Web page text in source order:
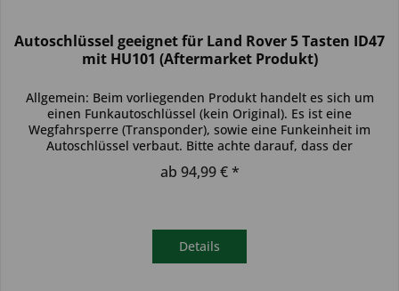
Autoschlüssel geeignet für Land Rover 5 Tasten ID47
mit HU101 (Aftermarket Produkt)
Allgemein: Beim vorliegenden Produkt handelt es sich um
einen Funkautoschlüssel (kein Original). Es ist eine
Wegfahrsperre (Transponder), sowie eine Funkeinheit im
Autoschlüssel verbaut. Bitte achte darauf, dass der
Autoschlüssel deinem...
ab 94,99 € *
Details